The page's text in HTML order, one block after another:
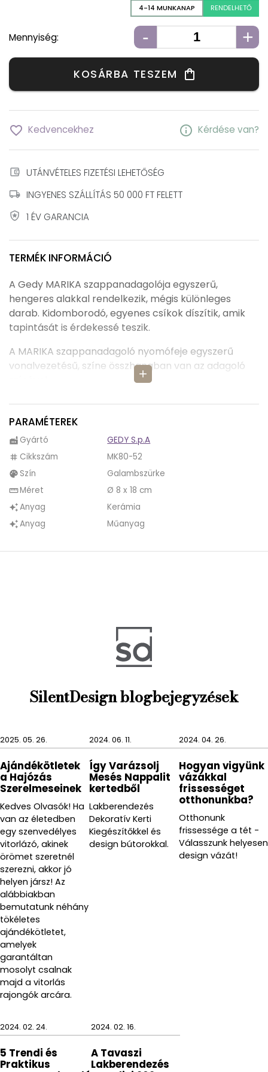
4-14 MUNKANAP RENDELHETŐ
Mennyiség: - +
KOSÁRBA TESZEM shopping_bag
favorite_border Kedvencekhez info Kérdése van?
account_balance_wallet UTÁNVÉTELES FIZETÉSI LEHETŐSÉG
local_shipping INGYENES SZÁLLÍTÁS 50 000 FT FELETT
local_police 1 ÉV GARANCIA
TERMÉK INFORMÁCIÓ
add
A Gedy MARIKA szappanadagolója egyszerű,
hengeres alakkal rendelkezik, mégis különleges
darab. Kidomborodó, egyenes csíkok díszítik, amik
tapintását is érdekessé teszik.
A MARIKA szappanadagoló nyomófeje egyszerű
vonalvezetésű, színe összhangban van az adagoló
A MARIKA szappanadagoló anyaga kerámia, ami
időtállóvá teszi. Mindenféle folyékony szappannal
működik. Tisztítani egyszerű, elég átöblíteni vízzel.
A MARIKA termékcsalád minden darabja ebben a
három elegáns színben kapható. A
termékcsaládban találunk szappanadagolót,
szappantartót, WC kefe tartót és fogmosópoharat.
A MARIKA termékcsalád tökéletes választás
fürdőszobai kiegészítőket szeretnének otthonukba.
PARAMÉTEREK
factory Gyártó GEDY S.p.A
tag Cikkszám MK80-52
palette Szín Galambszürke
straightenMéret Ø 8 x 18 cm
auto_awesomeAnyag Kerámia
auto_awesomeAnyag Műanyag
SilentDesign blogbejegyzések
2025. 05. 26.
Ajándékötletek
a Hajózás
Szerelmeseinek
Kedves Olvasók! Ha
van az életedben
egy szenvedélyes
vitorlázó, akinek
örömet szeretnél
szerezni, akkor jó
helyen jársz! Az
alábbiakban
bemutatunk néhány
tökéletes
ajándékötletet,
amelyek
garantáltan
mosolyt csalnak
majd a vitorlás
rajongók arcára.
2024. 06. 11.
Így Varázsolj
Mesés Nappalit
kertedből
Lakberendezés
Dekoratív Kerti
Kiegészítőkkel és
design bútorokkal.
2024. 04. 26.
Hogyan vigyünk
vázákkal
frissességet
otthonunkba?
Otthonunk
frissessége a tét -
Válasszunk helyesen
design vázát!
2024. 02. 24.
5 Trendi és
Praktikus
2024. 02. 16.
A Tavaszi
Lakberendezés